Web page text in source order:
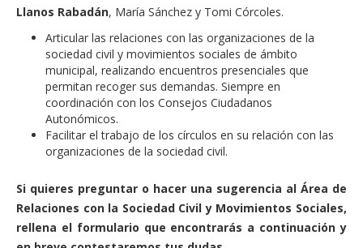
Consejo Ciudadano Municipal
Actas Consejo Ciudadano
Actas Asamblea Ciudadana
Contacto
Financiación
Llanos Rabadán, María Sánchez y Tomi Córcoles.
Articular las relaciones con las organizaciones de la
sociedad civil y movimientos sociales de ámbito
municipal, realizando encuentros presenciales que
permitan recoger sus demandas. Siempre en
coordinación con los Consejos Ciudadanos
Autonómicos.
Facilitar el trabajo de los círculos en su relación con las
organizaciones de la sociedad civil.
Si quieres preguntar o hacer una sugerencia al Área de
Relaciones con la Sociedad Civil y Movimientos Sociales,
rellena el formulario que encontrarás a continuación y